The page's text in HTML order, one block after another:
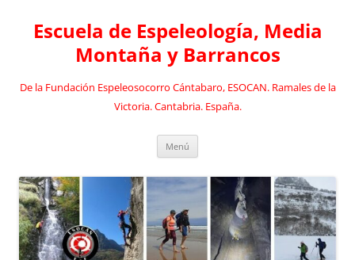
contenido
Escuela de Espeleología, Media
Montaña y Barrancos
De la Fundación Espeleosocorro Cántabaro, ESOCAN. Ramales de la
Victoria. Cantabria. España.
Menú